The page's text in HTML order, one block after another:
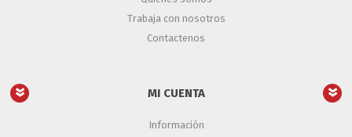
Trabaja con nosotros
Contactenos
MI CUENTA
Información